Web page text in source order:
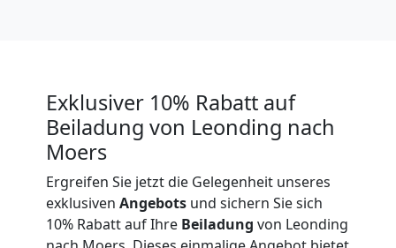
Exklusiver 10% Rabatt auf
Beiladung von Leonding nach
Moers
Ergreifen Sie jetzt die Gelegenheit unseres
exklusiven Angebots und sichern Sie sich
10% Rabatt auf Ihre Beiladung von Leonding
Kleiner
Umzug
Leonding